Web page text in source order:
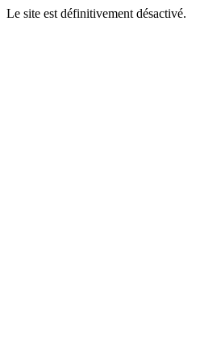
Le site est définitivement désactivé.